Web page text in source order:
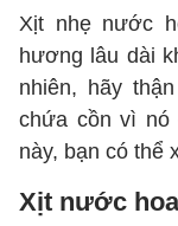
Xịt nhẹ nước
hương lâu dài
nhiên, hãy
chứa cồn vì nó
này, bạn có thể
Xịt nước